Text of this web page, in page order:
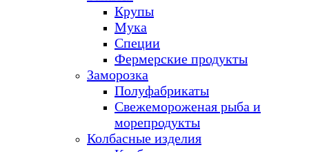
Крупы
Мука
Специи
Фермерские продукты
Заморозка
Полуфабрикаты
Свежемороженая рыба и
морепродукты
Колбасные изделия